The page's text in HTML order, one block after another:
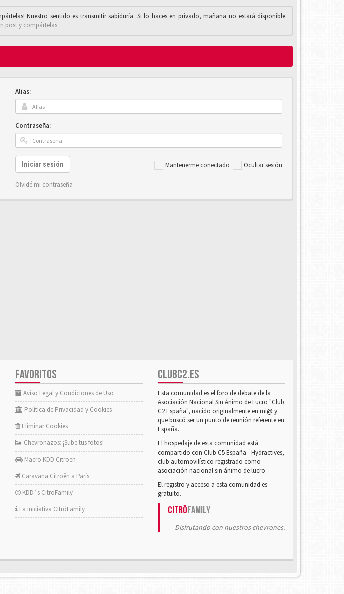
Nuestro sentido es transmitir sabiduría. Si lo haces en privado, mañana no estará disponible.
post y compártelas
Alias:
Contraseña:
Mantenerme conectado Ocultar sesión
Iniciar sesión
Olvidé mi contraseña
FAVORITOS
Aviso Legal y Condiciones de Uso
Política de Privacidad y Cookies
Eliminar Cookies
Chevronazos: ¡Sube tus fotos!
Macro KDD Citroën
Caravana Citroën a París
KDD´s CitröFamily
La iniciativa CitröFamily
CLUBC2.ES
Esta comunidad es el foro de debate de la
Asociación Nacional Sin Ánimo de Lucro "Club
C2 España", nacido originalmente en mi@ y
que buscó ser un punto de reunión referente en
España.
El hospedaje de esta comunidad está
compartido con Club C5 España - Hydractives,
club automovilístico registrado como
asociación nacional sin ánimo de lucro.
El registro y acceso a esta comunidad es
gratuito.
CitröFamily
Disfrutando con nuestros chevrones.